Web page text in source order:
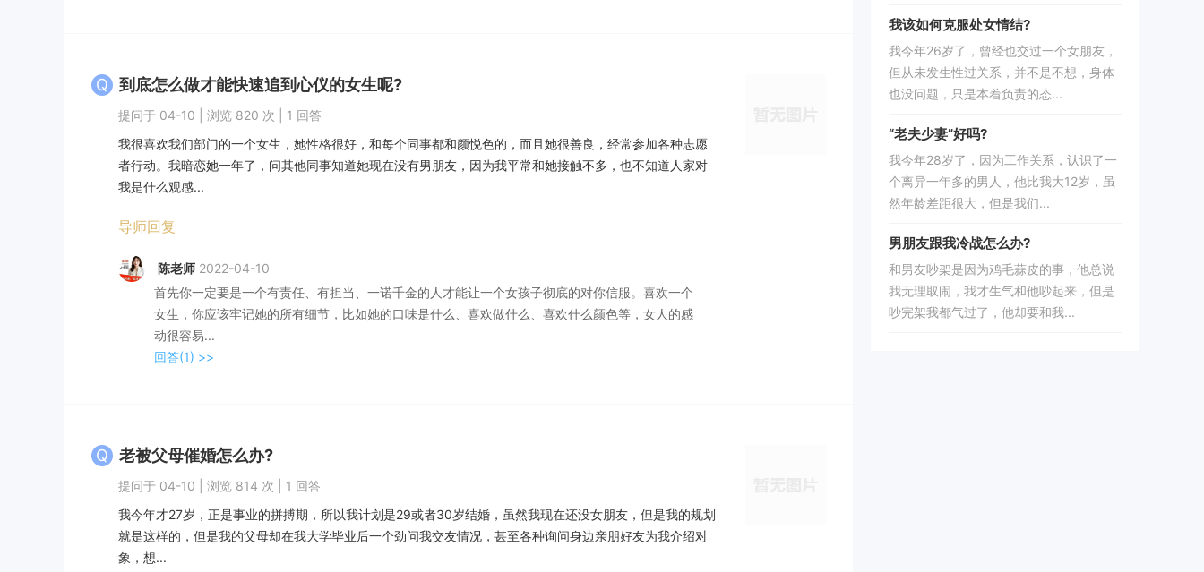
Q 到底怎么做才能快速追到心仪的女生呢?
提问于 04-10 | 浏览 820 次 | 1 回答
我很喜欢我们部门的一个女生，她性格很好，和每个同事都和颜悦色的，而且她很善良，经常参加各种志愿
者行动。我暗恋她一年了，问其他同事知道她现在没有男朋友，因为我平常和她接触不多，也不知道人家对
我是什么观感...
导师回复
陈老师 2022-04-10
首先你一定要是一个有责任、有担当、一诺千金的人才能让一个女孩子彻底的对你信服。喜欢一个
女生，你应该牢记她的所有细节，比如她的口味是什么、喜欢做什么、喜欢什么颜色等，女人的感
动很容易...
回答(1) >>
Q 老被父母催婚怎么办?
提问于 04-10 | 浏览 814 次 | 1 回答
我今年才27岁，正是事业的拼搏期，所以我计划是29或者30岁结婚，虽然我现在还没女朋友，但是我的规划
就是这样的，但是我的父母却在我大学毕业后一个劲问我交友情况，甚至各种询问身边亲朋好友为我介绍对
象，想...
我该如何克服处女情结?
我今年26岁了，曾经也交过一个女朋友，
但从未发生性过关系，并不是不想，身体
也没问题，只是本着负责的态...
“老夫少妻”好吗?
我今年28岁了，因为工作关系，认识了一
个离异一年多的男人，他比我大12岁，虽
然年龄差距很大，但是我们...
男朋友跟我冷战怎么办?
和男友吵架是因为鸡毛蒜皮的事，他总说
我无理取闹，我才生气和他吵起来，但是
吵完架我都气过了，他却要和我...